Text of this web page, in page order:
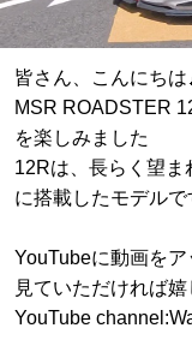
皆さん、こんにちは
MSR ROADSTER
を楽しみました
12Rは、長らく望
に搭載したモデルで
YouTubeに動画を
見ていただければ
YouTube